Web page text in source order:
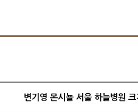
변기영 몬시뇰 서울 하늘병원